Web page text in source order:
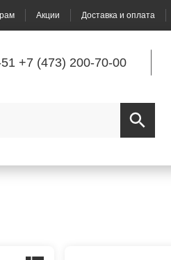
Акции Доставка и оплата
+7 (473) 200-70-00